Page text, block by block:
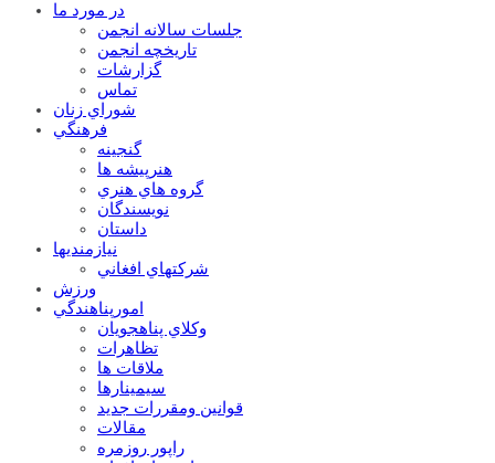
در مورد ما
جلسات سالانه انجمن
تاریخچه انجمن
گزارشات
تماس
شوراي زنان
فرهنگي
گنجينه
هنرپيشه ها
گروه هاي هنري
نويسندگان
داستان
نيازمنديها
شرکتهاي افغاني
ورزش
امورپناهندگي
وکلاي پناهجويان
تظاهرات
ملاقات ها
سيمينارها
قوانين ومقررات جديد
مقالات
راپور روزمره